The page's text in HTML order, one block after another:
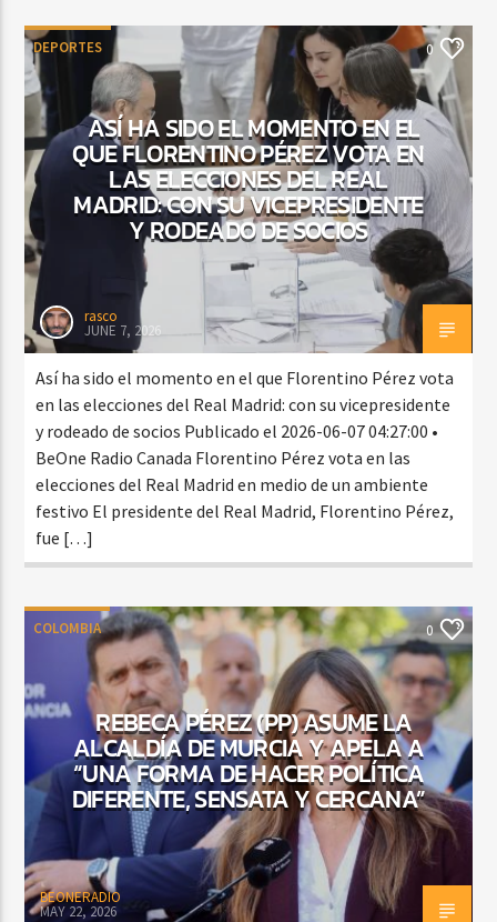
DEPORTES 0
ASÍ HA SIDO EL MOMENTO EN EL
QUE FLORENTINO PÉREZ VOTA EN
LAS ELECCIONES DEL REAL
MADRID: CON SU VICEPRESIDENTE
Y RODEADO DE SOCIOS
rasco
JUNE 7, 2026
Así ha sido el momento en el que Florentino Pérez vota
en las elecciones del Real Madrid: con su vicepresidente
y rodeado de socios Publicado el 2026-06-07 04:27:00 •
BeOne Radio Canada Florentino Pérez vota en las
elecciones del Real Madrid en medio de un ambiente
festivo El presidente del Real Madrid, Florentino Pérez,
fue […]
COLOMBIA 0
REBECA PÉREZ (PP) ASUME LA
ALCALDÍA DE MURCIA Y APELA A
“UNA FORMA DE HACER POLÍTICA
DIFERENTE, SENSATA Y CERCANA”
BEONERADIO
MAY 22, 2026